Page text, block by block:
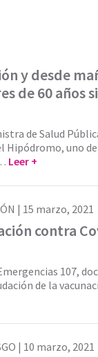
y desde
de 60 años
de Salud
Hipódromo, uno
Leer +
| 15 marzo, 2021
contra
107,
de la
| 10 marzo, 2021